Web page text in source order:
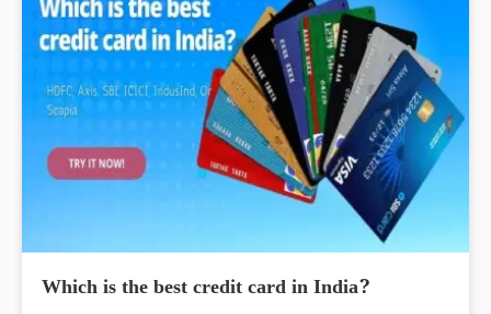
Which is the best credit card in India?